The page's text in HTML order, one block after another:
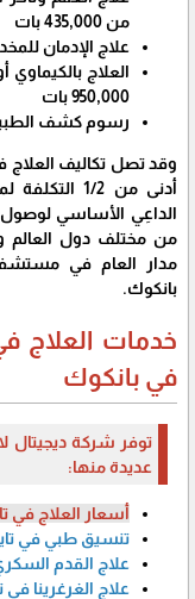
من 435,000 بات
علاج الإدمان
العلاج
950,000 بات
رسوم كشف الطبيب: يبدأ
وقد تصل تكاليف
أدنى من 1/2
من مختلف دول العالم
مدار العام في
بانكوك.
خدمات العلاج
في بانكوك
توفر شركة ديجيتال
عديدة منها:
أسعار العلاج في
تنسيق طبي في
علاج القدم
علاج الغرغرينا في